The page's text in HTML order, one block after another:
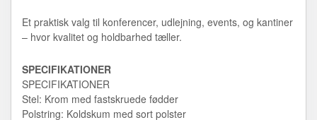
Et praktisk valg til konferencer, udlejning, events, og kantiner
– hvor kvalitet og holdbarhed tæller.
SPECIFIKATIONER
SPECIFIKATIONER
Stel: Krom med fastskruede fødder
Polstring: Koldskum med sort polster